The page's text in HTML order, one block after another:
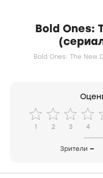
Bold Ones:
Bold Ones: The New
1 2 3 4
Зрители —